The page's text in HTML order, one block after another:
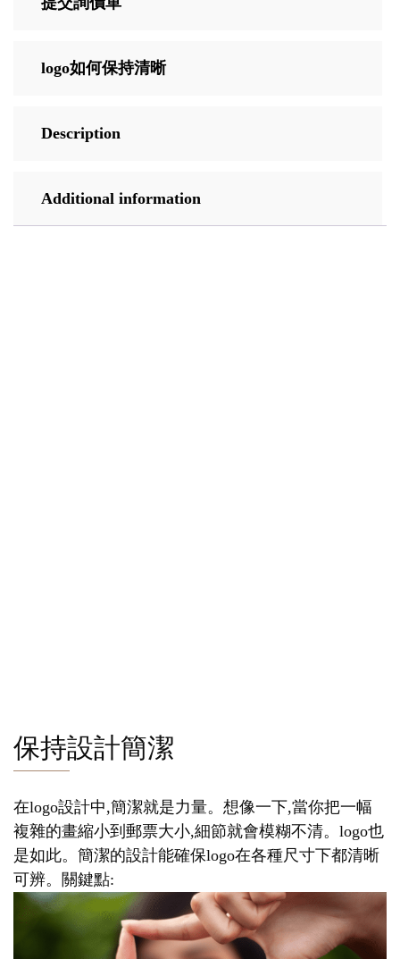
logo如何保持清晰
Description
Additional information
保持設計簡潔
在logo設計中,簡潔就是力量。想像一下,當你把一幅
複雜的畫縮小到郵票大小,細節就會模糊不清。logo也
是如此。簡潔的設計能確保logo在各種尺寸下都清晰
可辨。關鍵點: